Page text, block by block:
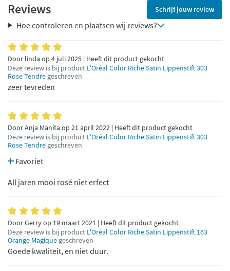
Reviews Schrijf jouw review
Hoe controleren en plaatsen wij reviews?
Door linda op 4 juli 2025 | Heeft dit product gekocht
Deze review is bij product L'Oréal Color Riche Satin Lippenstift 303
Rose Tendre geschreven
zeer tevreden
Door Anja Manita op 21 april 2022 | Heeft dit product gekocht
Deze review is bij product L'Oréal Color Riche Satin Lippenstift 303
Rose Tendre geschreven
Favoriet
All jaren mooi rosé niet erfect
Door Gerry op 19 maart 2021 | Heeft dit product gekocht
Deze review is bij product L'Oréal Color Riche Satin Lippenstift 163
Orange Magique geschreven
Goede kwaliteit, en niet duur.